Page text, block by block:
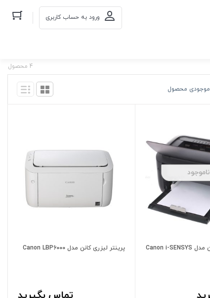
ورود به حساب کاربری
4 محصول
موجودی محصول
ناموجود
پرینتر لیزری کانن مدل Canon i-SENSYS
پرینتر لیزری کانن مدل Canon LBP6000